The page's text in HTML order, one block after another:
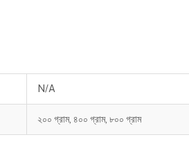
N/A
২০০ গ্রাম, ৪০০ গ্রাম, ৮০০ গ্রাম